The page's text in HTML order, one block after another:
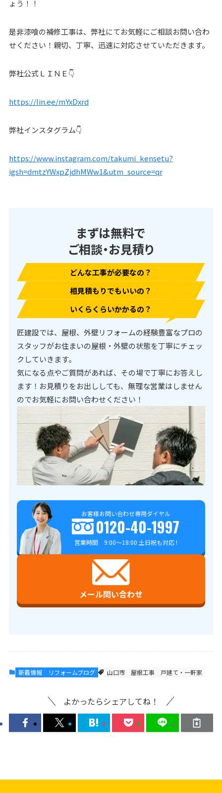
ょう！！
是非漆喰の補修工事は、弊社にてお気軽にご相談お問い合わ
せください！親切、丁寧、迅速に対応させていただきます。
弊社公式ＬＩＮＥ👇
https://lin.ee/mYxDxrd
弊社インスタグラム👇
https://www.instagram.com/takumi_kensetu?
igsh=dmtzYWxpZjdhMWw1&utm_source=qr
まずは無料で
ご相談・お見積り
どんな工事が必要なの？
相見積もりでもいいの？
いくらくらいかかるの？
匠建設では、屋根、外壁リフォームの経験豊富なプロの
スタッフがお住まいの屋根・外壁の状態を丁寧にチェッ
クしていきます。
気になる点やご質問があれば、その場で丁寧にお答えし
ます！お見積りをお出ししても、無理な営業はしません
のでお気軽にお問い合わせください！
お客様お問い合わせ専用ダイヤル
0120-40-1997
営業時間 9:00～18:00 土日祝も対応 !
メール問い合わせ
新着情報 リフォームブログ 山口市 屋根工事 戸建て・一軒家
よかったらシェアしてね！